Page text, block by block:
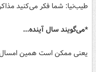
طیب‌نیا: شما فکر می‌کنید
*می‌گویند سال آینده...
یعنی ممکن است همین امسال